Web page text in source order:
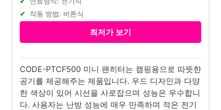
작동 방법: 버튼식
최저가 보기
CODE-PTCF500 미니 팬히터는 캠핑용으로 따뜻한
공기를 제공해주는 제품입니다. 우드 디자인과 다양
한 색상이 있어 시선을 사로잡으며 성능은 우수합니
다. 사용자는 난방 성능에 매우 만족하며 적은 전기